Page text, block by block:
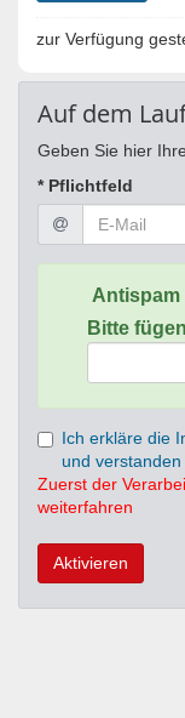
zur Verfügung
Auf dem
Geben Sie hier
* Pflichtfeld
Bitte
Ich erkläre die
und
Zuerst der
weiterfahren
Aktivieren